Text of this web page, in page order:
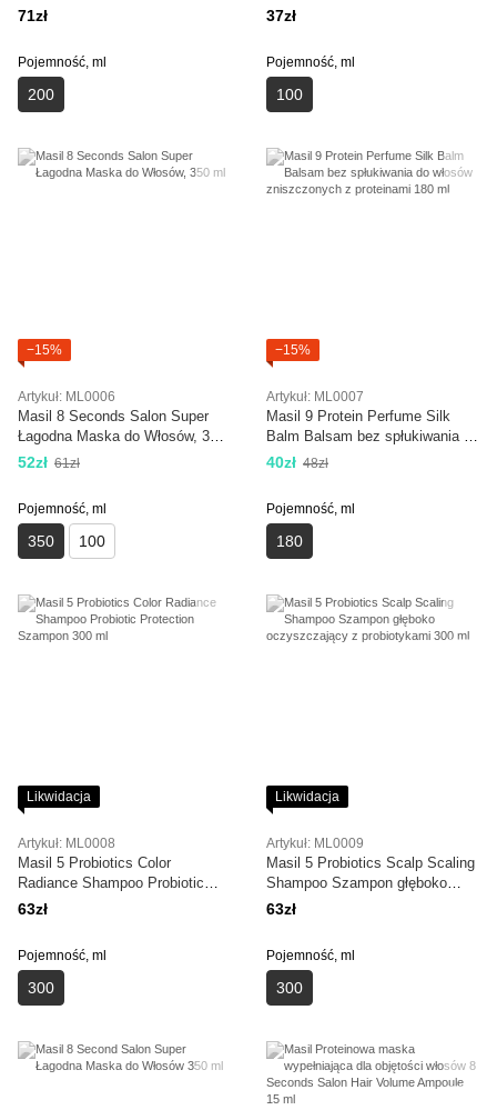
Objętościowa i Odbudowująca
71zł
Pojemność, ml
200
Ekspresowa maseczka
37zł
Pojemność, ml
100
−15%
Artykuł: ML0006
Masil 8 Seconds Salon Super
Łagodna Maska do Włosów, 350
ml
52zł 61zł
Pojemność, ml
350 100
−15%
Artykuł: ML0007
Masil 9 Protein Perfume Silk
Balm Balsam bez spłukiwania do
włosów zniszczonych z
40zł 48zł
Pojemność, ml
180
Likwidacja
Artykuł: ML0008
Masil 5 Probiotics Color
Radiance Shampoo Probiotic
Protection Szampon 300 ml
63zł
Pojemność, ml
300
Likwidacja
Artykuł: ML0009
Masil 5 Probiotics Scalp Scaling
Shampoo Szampon głęboko
oczyszczający z probiotykami
63zł
Pojemność, ml
300